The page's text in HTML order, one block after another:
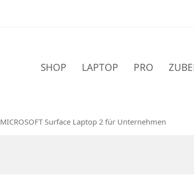
SHOP LAPTOP PRO
MICROSOFT Surface Laptop 2 für Unternehmen